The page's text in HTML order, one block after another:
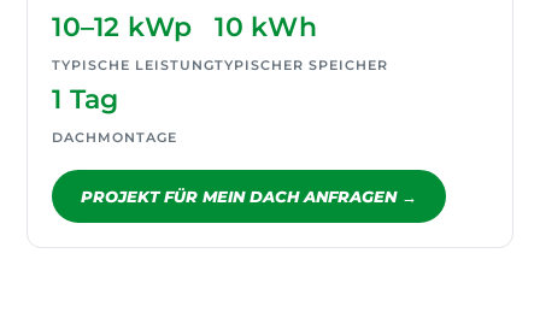
10–12 kWp
TYPISCHE LEISTUNG
10 kWh
TYPISCHER SPEICHER
1 Tag
DACHMONTAGE
PROJEKT FÜR MEIN DACH ANFRAGEN →